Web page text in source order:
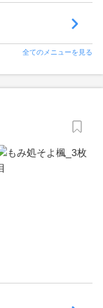
全てのメニューを見る